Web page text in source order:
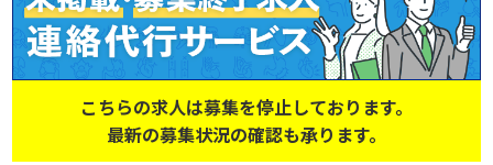
こちらの求人は募集を停止しております。
最新の募集状況の確認も承ります。